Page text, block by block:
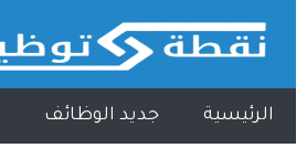
الرئيسية جديد الوظائف